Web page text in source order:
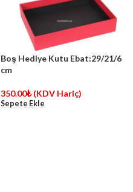
Boş Hediye Kutu Ebat:29/21/6
cm
350.00₺ (KDV Hariç)
Sepete Ekle